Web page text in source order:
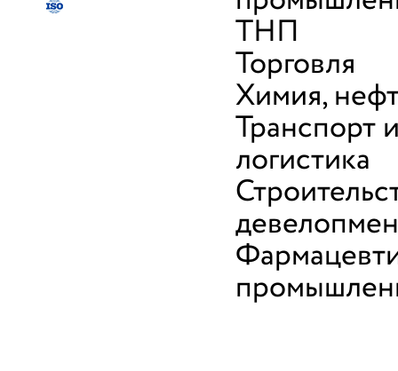
ТНП
Торговля
Химия,
Транспорт
логистика